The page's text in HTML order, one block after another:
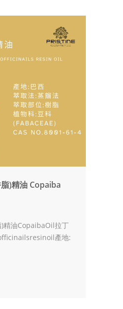
)精油 Copaiba
精油CopaibaOil拉丁
產地: